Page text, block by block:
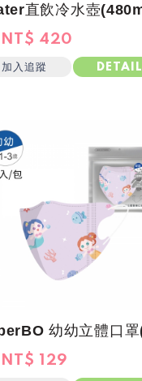
420
加入追蹤 DETAIL
129